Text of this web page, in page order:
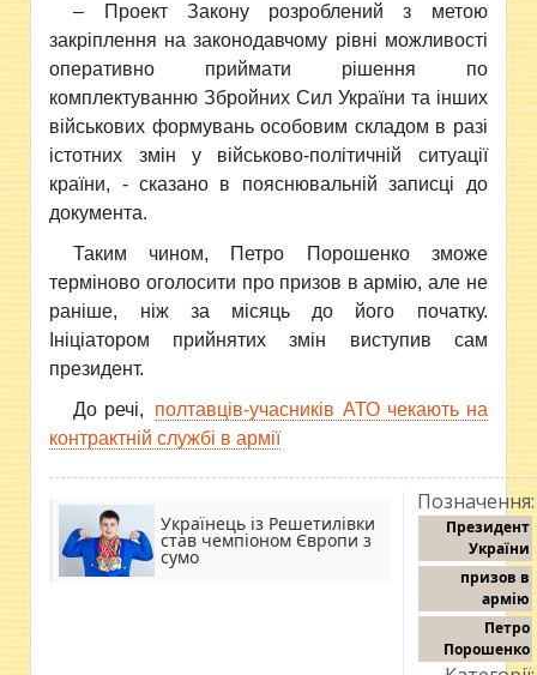
– Проект Закону розроблений з метою
закріплення на законодавчому рівні можливості
оперативно приймати рішення по
комплектуванню Збройних Сил України та інших
військових формувань особовим складом в разі
істотних змін у військово-політичній ситуації
країни, - сказано в пояснювальній записці до
документа.
Таким чином, Петро Порошенко зможе
терміново оголосити про призов в армію, але не
раніше, ніж за місяць до його початку.
Ініціатором прийнятих змін виступив сам
президент.
До речі,
полтавців-учасників АТО чекають на
контрактній службі в армії
Українець із Решетилівки
став чемпіоном Європи з
сумо
Позначення:
Президент
України
призов в
армію
Петро
Порошенко